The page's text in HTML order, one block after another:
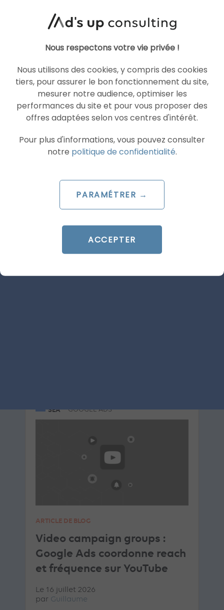
pour vous accompagner dans l’intégration
des outils Google.
Articles similaires
SEA GOOGLE ADS
ARTICLE DE BLOG
SEA GOOGLE ADS
ARTICLE DE BLOG
Video campaign groups :
Google Ads coordonne reach
et fréquence sur YouTube
Le 16 juillet 2026
par Guillaume
Nous respectons votre vie privée !
Nous utilisons des cookies, y compris des cookies
tiers, pour assurer le bon fonctionnement du site,
mesurer notre audience, optimiser les
performances du site et pour vous proposer des
offres adaptées selon vos centres d'intérêt.
Pour plus d'informations, vous pouvez consulter
notre politique de confidentialité.
PARAMÉTRER →
ACCEPTER